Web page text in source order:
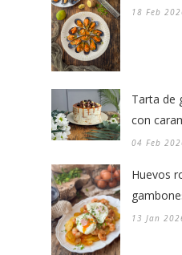
18 Feb
Tarta de
con
04 Feb
Huevos
13 Jan